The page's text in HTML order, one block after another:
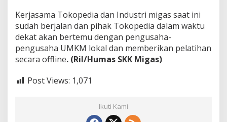
Kerjasama Tokopedia dan Industri migas saat ini
sudah berjalan dan pihak Tokopedia dalam waktu
dekat akan bertemu dengan pengusaha-
pengusaha UMKM lokal dan memberikan pelatihan
secara offline. (Ril/Humas SKK Migas)
Post Views: 1,071
Ikuti Kami